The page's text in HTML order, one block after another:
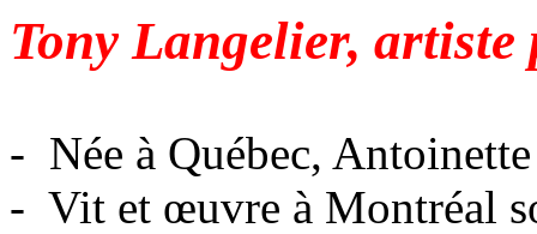
Tony Langelier, artiste
- Née à Québec,
- Vit et œuvre à Montréal